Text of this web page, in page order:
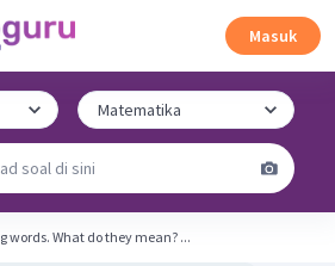
Masuk
Read the following words. What do they mean? ...